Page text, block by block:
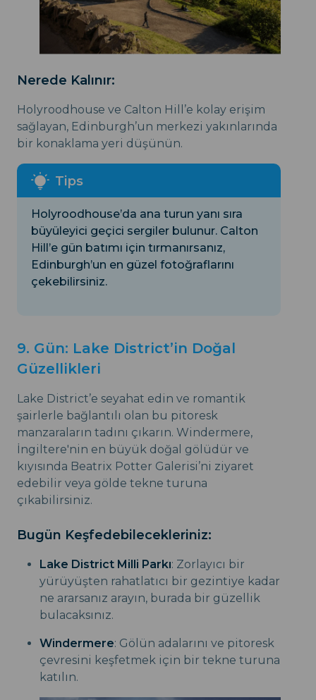
Nerede Kalınır:
Holyroodhouse ve Calton Hill’e kolay erişim
sağlayan, Edinburgh’un merkezi yakınlarında
bir konaklama yeri düşünün.
Holyroodhouse’da ana turun yanı sıra
büyüleyici geçici sergiler bulunur. Calton
Hill’e gün batımı için tırmanırsanız,
Edinburgh’un en güzel fotoğraflarını
çekebilirsiniz.
9. Gün: Lake District’in Doğal
Güzellikleri
Lake District’e seyahat edin ve romantik
şairlerle bağlantılı olan bu pitoresk
manzaraların tadını çıkarın. Windermere,
İngiltere'nin en büyük doğal gölüdür ve
kıyısında Beatrix Potter Galerisi’ni ziyaret
edebilir veya gölde tekne turuna
çıkabilirsiniz.
Bugün Keşfedebilecekleriniz:
Lake District Milli Parkı: Zorlayıcı bir
yürüyüşten rahatlatıcı bir gezintiye kadar
ne ararsanız arayın, burada bir güzellik
bulacaksınız.
Windermere: Gölün adalarını ve pitoresk
çevresini keşfetmek için bir tekne turuna
katılın.